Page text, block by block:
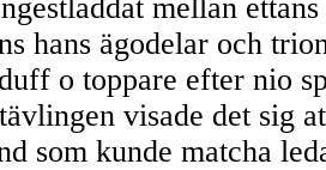
mellan
hans ägodelar och
o toppare efter nio
visade det sig
som kunde matcha